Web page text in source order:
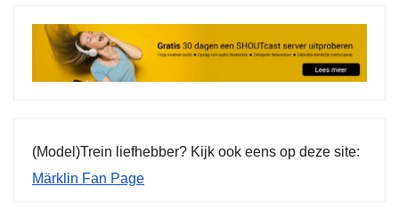
(Model)Trein liefhebber? Kijk ook eens op deze site:
Märklin Fan Page